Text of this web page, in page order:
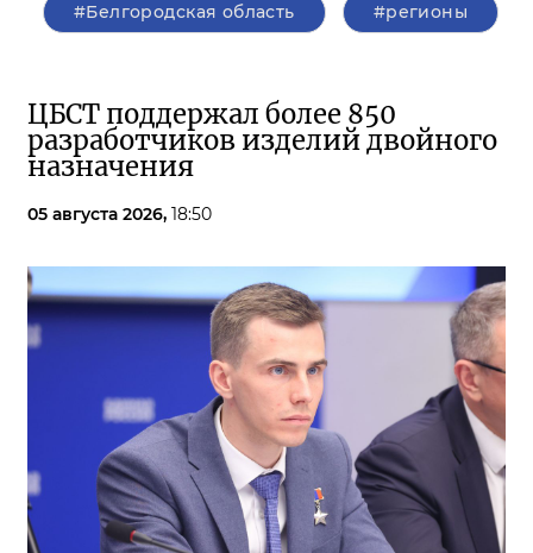
#Белгородская область #регионы
ЦБСТ поддержал более 850
разработчиков изделий двойного
назначения
05 августа 2026, 18:50